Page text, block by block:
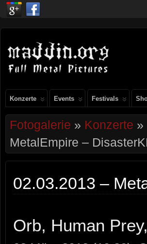
Konzerte Events Festivals
Fotogalerie » Konzerte »
MetalEmpire –
02.03.2013 –
Orb, Human